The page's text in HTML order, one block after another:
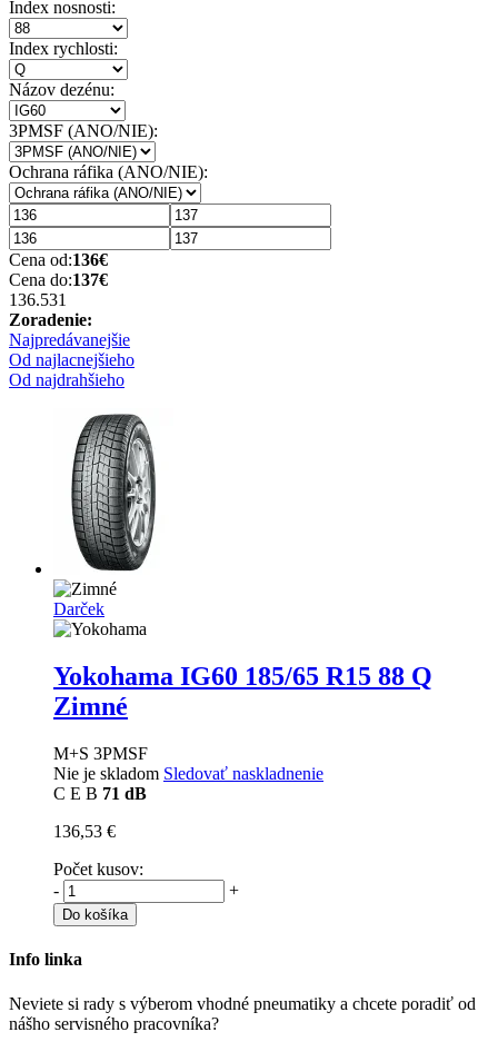
Index nosnosti:
Index rychlosti:
Názov dezénu:
3PMSF (ANO/NIE):
Ochrana ráfika (ANO/NIE):
Cena od:136€
Cena do:137€
136.531
Zoradenie:
Najpredávanejšie
Od najlacnejšieho
Od najdrahšieho
Darček
Yokohama IG60 185/65 R15 88 Q
Zimné
M+S 3PMSF
Nie je skladom Sledovať naskladnenie
C E B 71 dB
136,53 €
Počet kusov:
-
+
Do košíka
Info linka
Neviete si rady s výberom vhodné pneumatiky a chcete poradiť od
nášho servisného pracovníka?